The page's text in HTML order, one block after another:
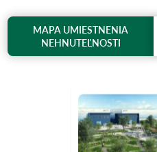
MAPA UMIESTNENIA
NEHNUTEĽNOSTI